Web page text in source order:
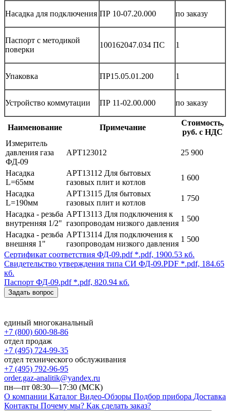
Насадка для подключения ПР 10-07.20.000 по заказу
Паспорт с методикой
поверки
100162047.034 ПС 1
Упаковка ПР15.05.01.200 1
Устройство коммутации ПР 11-02.00.000 по заказу
Наименование Примечание
Стоимость,
руб. с НДС
Измеритель
давления газа
ФД-09
АРТ123012 25 900
Насадка
L=65мм
АРТ13112 Для бытовых
газовых плит и котлов
1 600
Насадка
L=190мм
АРТ13115 Для бытовых
газовых плит и котлов
1 750
Насадка - резьба
внутренняя 1/2"
АРТ13113 Для подключения к
газопроводам низкого давления
1 500
Насадка - резьба
внешняя 1"
АРТ13114 Для подключения к
газопроводам низкого давления
1 500
Сертификат соответствия ФД-09.pdf*.pdf, 1900.53 кб.
Свидетельство утверждения типа СИ ФД-09.PDF *.pdf, 184.65
кб.
Паспорт ФД-09.pdf*.pdf, 820.94 кб.
Задать вопрос
единый многоканальный
+7 (800) 600-98-86
отдел продаж
+7 (495) 724-99-35
отдел технического обслуживания
+7 (495) 792-96-95
order.gaz-analitik@yandex.ru
пн—пт 08:30—17:30 (МСК)
О компании Каталог Видео-Обзоры Подбор прибора Доставка
Контакты Почему мы? Как сделать заказ?